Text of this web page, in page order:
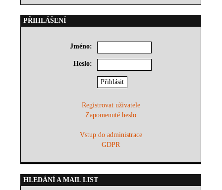
PŘIHLÁŠENÍ
Jméno:
Heslo:
Registrovat uživatele
Zapomenuté heslo
Vstup do administrace
GDPR
HLEDÁNÍ A MAIL LIST